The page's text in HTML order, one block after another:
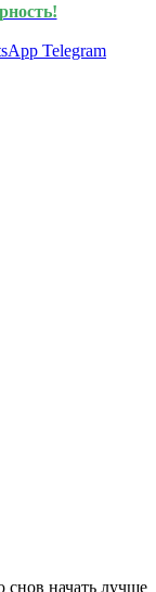
Telegram
снов начать лучше